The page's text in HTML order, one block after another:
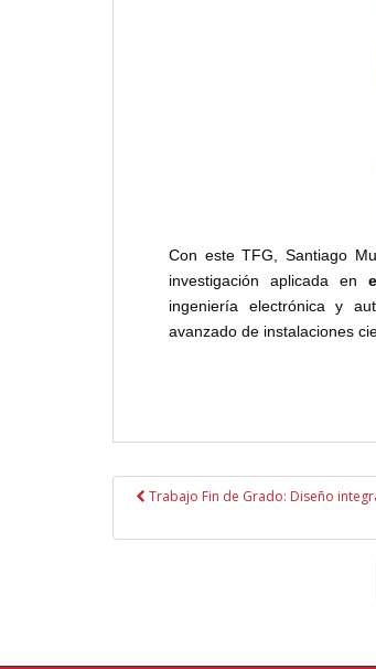
Con este TFG, Santiago
investigación aplicada en
ingeniería electrónica y
avanzado de instalaciones
Navegación
entradas
Trabajo Fin de Grado: Diseño